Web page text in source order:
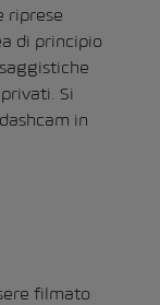
riprese
di principio
Si
in
filmato